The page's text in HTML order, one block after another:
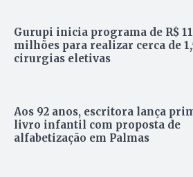
Gurupi inicia programa de R$ 11
milhões para realizar cerca de
cirurgias eletivas
Aos 92 anos, escritora lança
livro infantil com proposta de
alfabetização em Palmas